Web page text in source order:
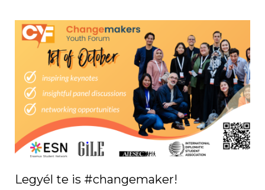
Legyél te is #changemaker!